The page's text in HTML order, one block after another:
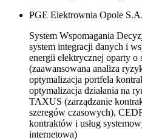
PGE Elektrownia Opole
System Wspomagania
system integracji danych i
energii elektrycznej oparty
(zaawansowana analiza
optymalizacja portfela
optymalizacja działania na
TAXUS (zarządzanie
szeregów czasowych),
kontraktów i usług
internetowa)